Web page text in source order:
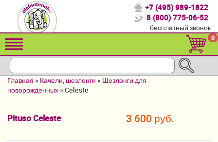
Спасибо, что выбрали нас!
Распродажа!
Детские коляски
Кроватки для новорожденных
+7 (495) 989-1822
8 (800) 775-06-52
бесплатный звонок
0
Главная » Качели, шезлонги » Шезлонги для
новорожденных »Celeste
Pituso Celeste 3 600 руб.